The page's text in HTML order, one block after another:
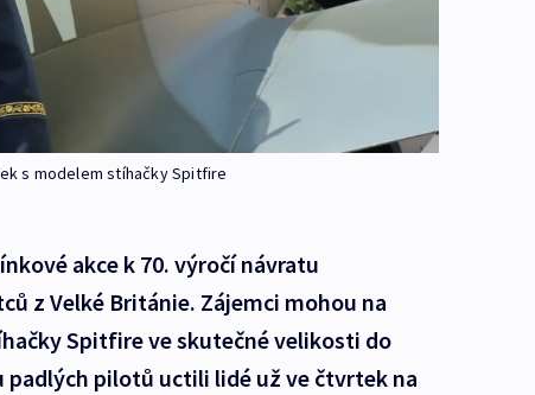
s modelem stíhačky Spitfire
akce k 70. výročí návratu
z Velké Británie. Zájemci mohou na
Spitfire ve skutečné velikosti do
pilotů uctili lidé už ve čtvrtek na